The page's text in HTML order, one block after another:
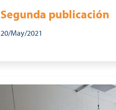
Segunda publicación
20/May/2021